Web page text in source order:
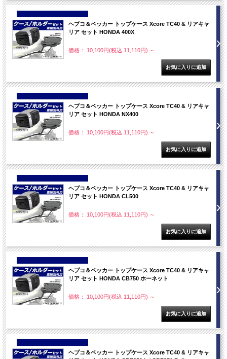
ヘプコ＆ベッカー トップケース Xcore TC40 & リアキャ
リア セット HONDA 400X
価格： 10,100円(税込 11,110円) ～
ヘプコ＆ベッカー トップケース Xcore TC40 & リアキャ
リア セット HONDA NX400
価格： 10,100円(税込 11,110円) ～
ヘプコ＆ベッカー トップケース Xcore TC40 & リアキャ
リア セット HONDA CL500
価格： 10,100円(税込 11,110円) ～
ヘプコ＆ベッカー トップケース Xcore TC40 & リアキャ
リア セット HONDA CB750 ホーネット
価格： 10,100円(税込 11,110円) ～
ヘプコ＆ベッカー トップケース Xcore TC40 & リアキャ